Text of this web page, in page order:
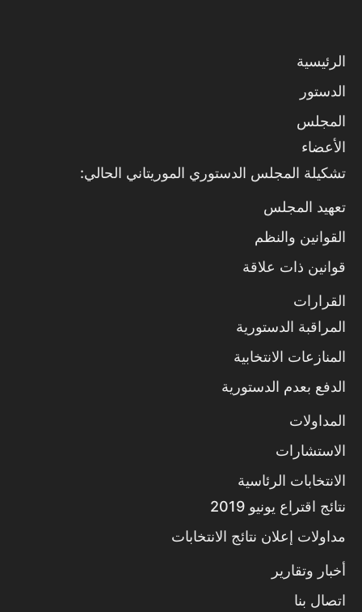
الرئيسية
الدستور
المجلس
الأعضاء
تشكيلة المجلس الدستوري الموريتاني الحالي:
تعهيد المجلس
القوانين والنظم
قوانين ذات علاقة
القرارات
المراقبة الدستورية
المنازعات الانتخابية
الدفع بعدم الدستورية
المداولات
الاستشارات
الانتخابات الرئاسية
نتائج اقتراع يونيو 2019
مداولات إعلان نتائج الانتخابات
أخبار وتقارير
اتصال بنا